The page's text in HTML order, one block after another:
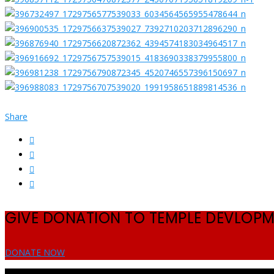
Share
GIVE DONATION TO TEMPLE
DONATE NOW